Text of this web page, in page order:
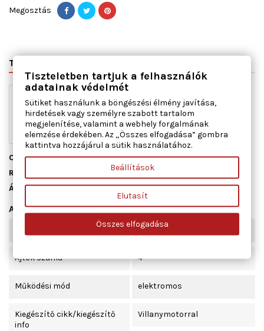
Megosztás
TERMÉK RÉSZLETEI
Cikkszám01.1511
Raktáron
ÁllapotÚj
Adatlap
bal első
Ajtók száma 4
Működési mód elektromos
Kiegészítő cikk/kiegészítő
info
Villanymotorral
Tiszteletben tartjuk a felhasználók
adatainak védelmét
Sütiket használunk a böngészési élmény javítása,
hirdetések vagy személyre szabott tartalom
megjelenítése, valamint a webhely forgalmának
elemzése érdekében. Az „Összes elfogadása” gombra
kattintva hozzájárul a sütik használatához.
Beállítások
Elutasít
Összes elfogadása